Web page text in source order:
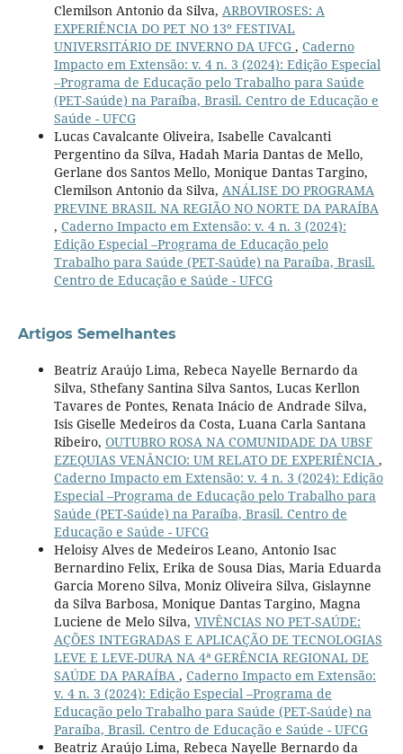
Clemilson Antonio da Silva, ARBOVIROSES: A
EXPERIÊNCIA DO PET NO 13º FESTIVAL
UNIVERSITÁRIO DE INVERNO DA UFCG , Caderno
Impacto em Extensão: v. 4 n. 3 (2024): Edição Especial
–Programa de Educação pelo Trabalho para Saúde
(PET-Saúde) na Paraíba, Brasil. Centro de Educação e
Saúde - UFCG
Lucas Cavalcante Oliveira, Isabelle Cavalcanti
Pergentino da Silva, Hadah Maria Dantas de Mello,
Gerlane dos Santos Mello, Monique Dantas Targino,
Clemilson Antonio da Silva, ANÁLISE DO PROGRAMA
PREVINE BRASIL NA REGIÃO NO NORTE DA PARAÍBA
, Caderno Impacto em Extensão: v. 4 n. 3 (2024):
Edição Especial –Programa de Educação pelo
Trabalho para Saúde (PET-Saúde) na Paraíba, Brasil.
Centro de Educação e Saúde - UFCG
Artigos Semelhantes
Beatriz Araújo Lima, Rebeca Nayelle Bernardo da
Silva, Sthefany Santina Silva Santos, Lucas Kerllon
Tavares de Pontes, Renata Inácio de Andrade Silva,
Isis Giselle Medeiros da Costa, Luana Carla Santana
Ribeiro, OUTUBRO ROSA NA COMUNIDADE DA UBSF
EZEQUIAS VENÂNCIO: UM RELATO DE EXPERIÊNCIA ,
Caderno Impacto em Extensão: v. 4 n. 3 (2024): Edição
Especial –Programa de Educação pelo Trabalho para
Saúde (PET-Saúde) na Paraíba, Brasil. Centro de
Educação e Saúde - UFCG
Heloisy Alves de Medeiros Leano, Antonio Isac
Bernardino Felix, Erika de Sousa Dias, Maria Eduarda
Garcia Moreno Silva, Moniz Oliveira Silva, Gislaynne
da Silva Barbosa, Monique Dantas Targino, Magna
Luciene de Melo Silva, VIVÊNCIAS NO PET-SAÚDE:
AÇÕES INTEGRADAS E APLICAÇÃO DE TECNOLOGIAS
LEVE E LEVE-DURA NA 4ª GERÊNCIA REGIONAL DE
SAÚDE DA PARAÍBA , Caderno Impacto em Extensão:
v. 4 n. 3 (2024): Edição Especial –Programa de
Educação pelo Trabalho para Saúde (PET-Saúde) na
Paraíba, Brasil. Centro de Educação e Saúde - UFCG
Beatriz Araújo Lima, Rebeca Nayelle Bernardo da